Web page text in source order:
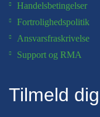
Handelsbetingelser
Fortrolighedspolitik
Ansvarsfraskrivelse
Support og RMA
Tilmeld